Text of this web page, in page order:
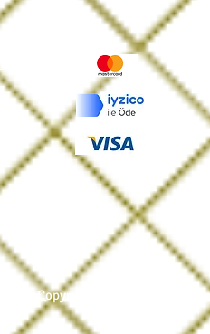
Copyright © 2022 GÜLOR /